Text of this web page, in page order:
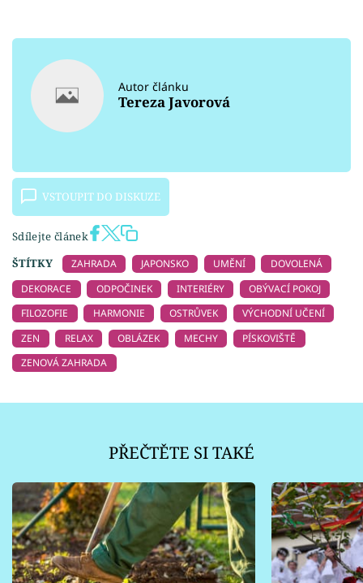
Autor článku
Tereza Javorová
VSTOUPIT DO DISKUZE
Sdílejte článek
ŠTÍTKY
ZAHRADA JAPONSKO UMĚNÍ
DOVOLENÁ
DEKORACE
ODPOČINEK INTERIÉRY
OBÝVACÍ POKOJ
FILOZOFIE
HARMONIE OSTRŮVEK
VÝCHODNÍ UČENÍ
ZEN
RELAX OBLÁZEK MECHY
PÍSKOVIŠTĚ
ZENOVÁ ZAHRADA
PŘEČTĚTE SI TAKÉ